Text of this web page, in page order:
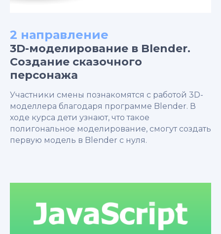
2 направление
3D-моделирование в Blender.
Создание сказочного
персонажа
Участники смены познакомятся с работой 3D-
моделлера благодаря программе Blender. В
ходе курса дети узнают, что такое
полигональное моделирование, смогут создать
первую модель в Blender с нуля.